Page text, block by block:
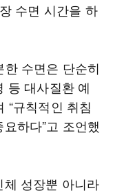
수면 시간을 하
한 수면은 단순히
등 대사질환 예
“규칙적인 취침
하다”고 조언했
성장뿐 아니라